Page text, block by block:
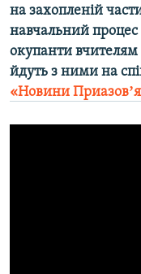
ДОЛУЧАЙСЯ!
на захопленій
навчальний
окупанти вчителям
йдуть з ними на
«Новини